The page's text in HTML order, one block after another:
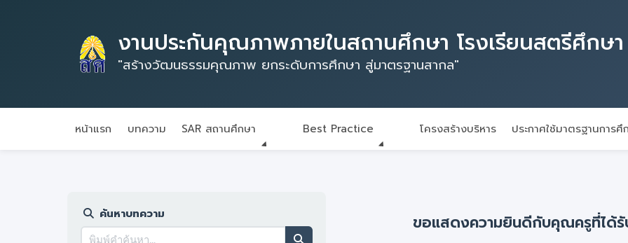
งานประกันคุณภาพภายในสถานศึกษา โรงเรียนสตรีศึกษา
"สร้างวัฒนธรรมคุณภาพ ยกระดับการศึกษา สู่มาตรฐานสากล"
หน้าแรก บทความ SAR สถานศึกษา Best Practice โครงสร้างบริหาร ประกาศใช้มาตรฐานการศึ
ค้นหาบทความ ขอแสดงความยินดีกับคุณครูที่ได้รั